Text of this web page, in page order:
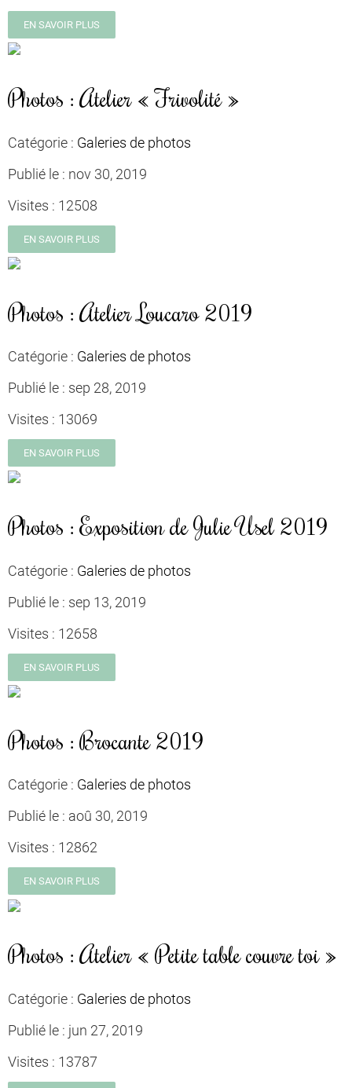
EN SAVOIR PLUS
Photos : Atelier « Frivolité »
Catégorie : Galeries de photos
Publié le : nov 30, 2019
Visites : 12508
EN SAVOIR PLUS
Photos : Atelier Loucaro 2019
Catégorie : Galeries de photos
Publié le : sep 28, 2019
Visites : 13069
EN SAVOIR PLUS
Photos : Exposition de Julie Usel 2019
Catégorie : Galeries de photos
Publié le : sep 13, 2019
Visites : 12658
EN SAVOIR PLUS
Photos : Brocante 2019
Catégorie : Galeries de photos
Publié le : aoû 30, 2019
Visites : 12862
EN SAVOIR PLUS
Photos : Atelier « Petite table couvre toi »
Catégorie : Galeries de photos
Publié le : jun 27, 2019
Visites : 13787